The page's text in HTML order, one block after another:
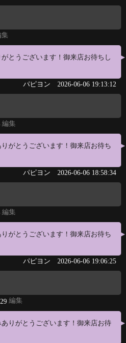
集
とうございます！御来店お待ちし
パピヨン 2026-06-06 19:13:12
編集
がとうございます！御来店お待ち
パピヨン 2026-06-06 18:58:34
編集
がとうございます！御来店お待ち
パピヨン 2026-06-06 19:06:25
編集
りがとうございます！御来店お待